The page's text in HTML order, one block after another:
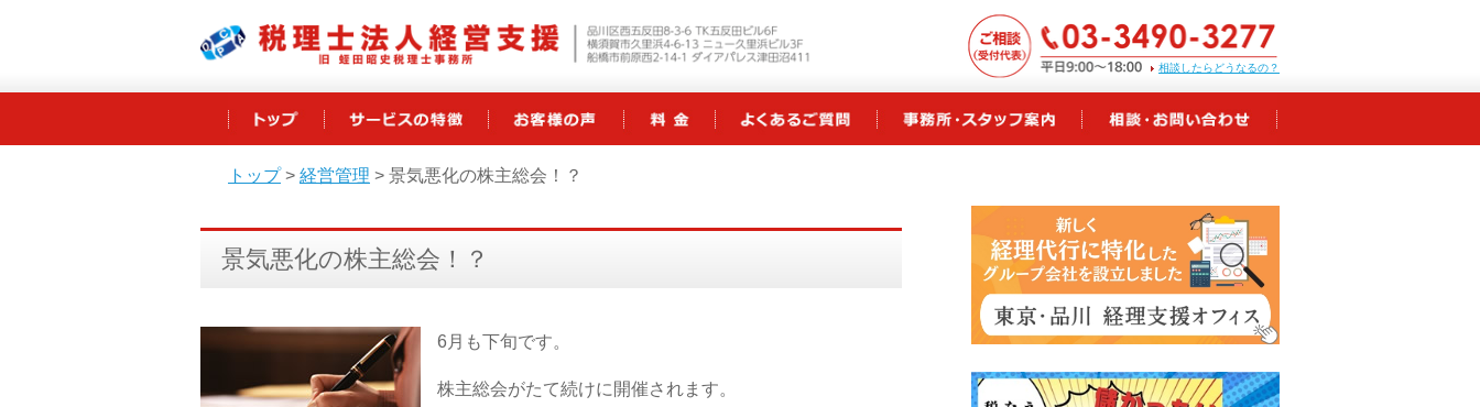
相談したらどうなるの？
トップ> 経営管理 > 景気悪化の株主総会！？
景気悪化の株主総会！？
6月も下旬です。
株主総会がたて続けに開催されます。